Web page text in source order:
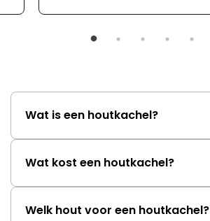
Wat is een houtkachel?
Wat kost een houtkachel?
Welk hout voor een houtkachel?